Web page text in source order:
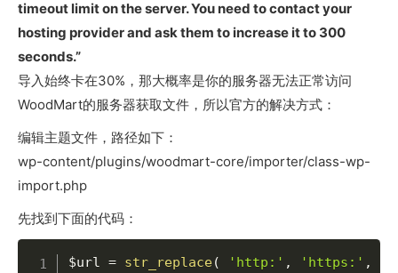
timeout limit on the server. You need to contact your
hosting provider and ask them to increase it to 300
seconds.”
导入始终卡在30%，那大概率是你的服务器无法正常访问
WoodMart的服务器获取文件，所以官方的解决方式：
编辑主题文件，路径如下：
wp-content/plugins/woodmart-core/importer/class-wp-
import.php
先找到下面的代码：
$url = str_replace( 'http:' , 'https:' ,